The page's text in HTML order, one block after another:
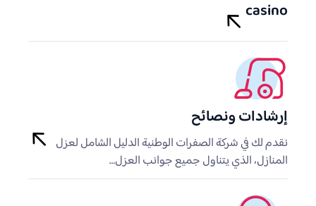
casino
إرشادات ونصائح
نقدم لك في شركة الصفرات الوطنية الدليل الشامل لعزل
المنازل، الذي يتناول جميع جوانب العزل…